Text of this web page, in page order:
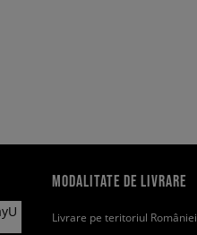
MODALITATE DE LIVRARE
Livrare pe teritoriul României